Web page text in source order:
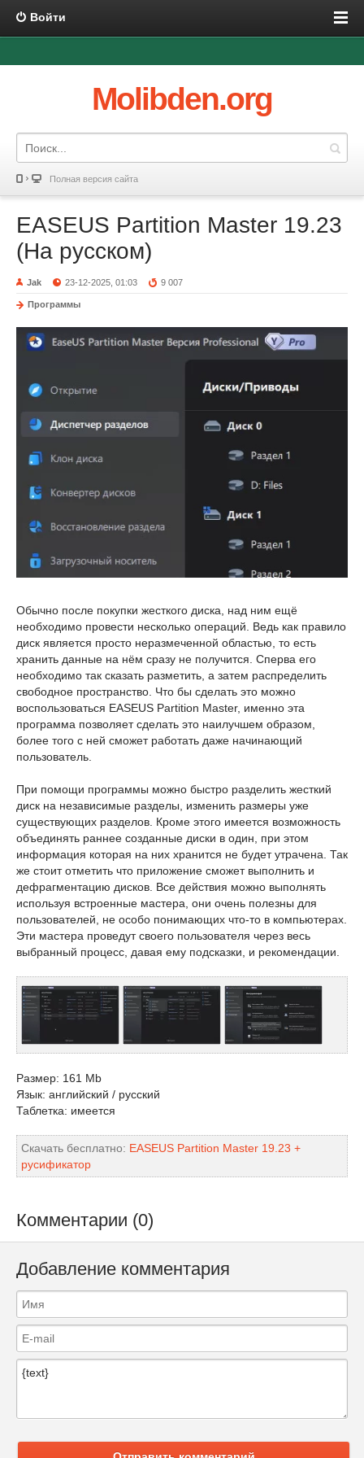
Войти
Molibden.org
Полная версия сайта
EASEUS Partition Master 19.23
(На русском)
Jak 23-12-2025, 01:03 9 007
Программы
Обычно после покупки жесткого диска, над ним ещё
необходимо провести несколько операций. Ведь как правило
диск является просто неразмеченной областью, то есть
хранить данные на нём сразу не получится. Сперва его
необходимо так сказать разметить, а затем распределить
свободное пространство. Что бы сделать это можно
воспользоваться EASEUS Partition Master, именно эта
программа позволяет сделать это наилучшем образом,
более того с ней сможет работать даже начинающий
пользователь.
При помощи программы можно быстро разделить жесткий
диск на независимые разделы, изменить размеры уже
существующих разделов. Кроме этого имеется возможность
объединять раннее созданные диски в один, при этом
информация которая на них хранится не будет утрачена. Так
же стоит отметить что приложение сможет выполнить и
дефрагментацию дисков. Все действия можно выполнять
используя встроенные мастера, они очень полезны для
пользователей, не особо понимающих что-то в компьютерах.
Эти мастера проведут своего пользователя через весь
выбранный процесс, давая ему подсказки, и рекомендации.
Размер: 161 Mb
Язык: английский / русский
Таблетка: имеется
Скачать бесплатно: EASEUS Partition Master 19.23 +
русификатор
Комментарии (0)
Добавление комментария